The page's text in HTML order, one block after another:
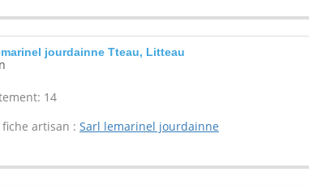
jourdainne Tteau, Litteau
14
artisan : Sarl lemarinel jourdainne